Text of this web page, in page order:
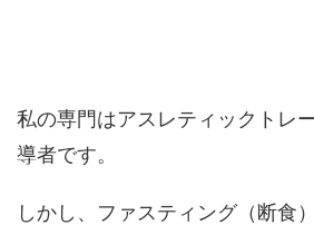
私の専門はアスレティックトレ
導者です。
しかし、ファスティング（断食